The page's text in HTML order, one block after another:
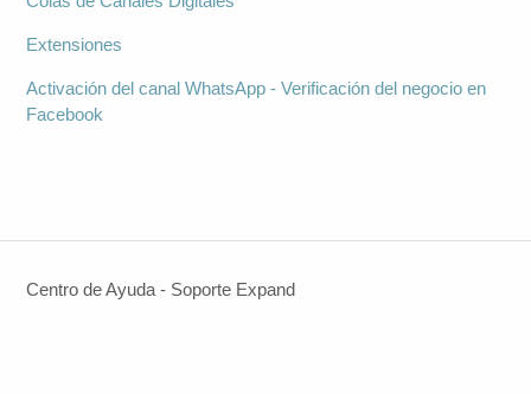
Extensiones
Activación del canal WhatsApp - Verificación del negocio en
Facebook
Centro de Ayuda - Soporte Expand